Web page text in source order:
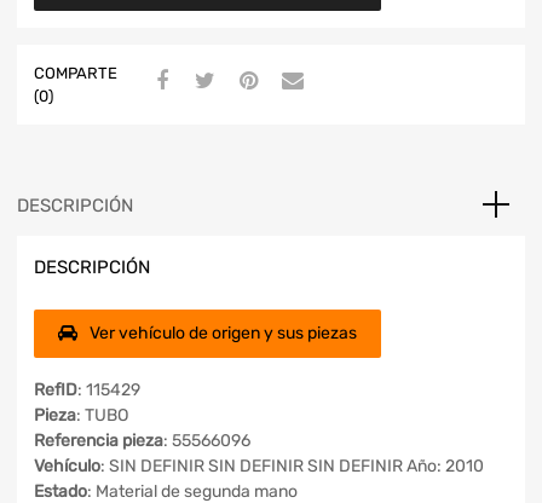
COMPARTE
(0)
DESCRIPCIÓN
DESCRIPCIÓN
Ver vehículo de origen y sus piezas
RefID: 115429
Pieza: TUBO
Referencia pieza: 55566096
Vehículo: SIN DEFINIR SIN DEFINIR SIN DEFINIR Año: 2010
Estado: Material de segunda mano